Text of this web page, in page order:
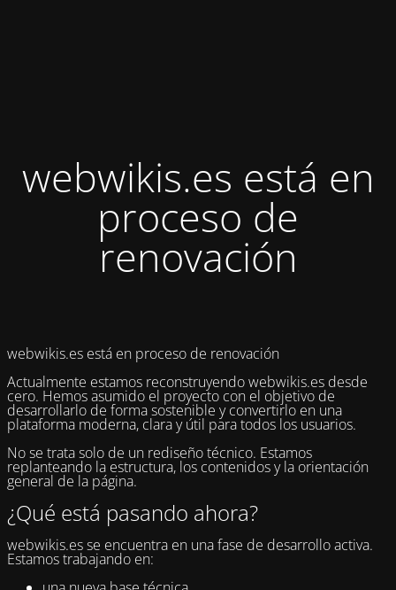
webwikis.es está en
proceso de
renovación
webwikis.es está en proceso de renovación
Actualmente estamos reconstruyendo webwikis.es desde
cero. Hemos asumido el proyecto con el objetivo de
desarrollarlo de forma sostenible y convertirlo en una
plataforma moderna, clara y útil para todos los usuarios.
No se trata solo de un rediseño técnico. Estamos
replanteando la estructura, los contenidos y la orientación
general de la página.
¿Qué está pasando ahora?
webwikis.es se encuentra en una fase de desarrollo activa.
Estamos trabajando en: